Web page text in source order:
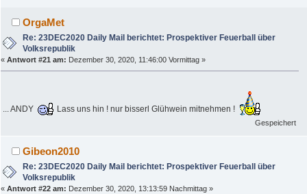
OrgaMet
Re: 23DEC2020 Daily Mail berichtet: Prospektiver Feuerball über
Volksrepublik
« Antwort #21 am: Dezember 30, 2020, 11:46:00 Vormittag »
... ANDY Lass uns hin ! nur bisserl Glühwein mitnehmen !
Gespeichert
Gibeon2010
Re: 23DEC2020 Daily Mail berichtet: Prospektiver Feuerball über
Volksrepublik
« Antwort #22 am: Dezember 30, 2020, 13:13:59 Nachmittag »